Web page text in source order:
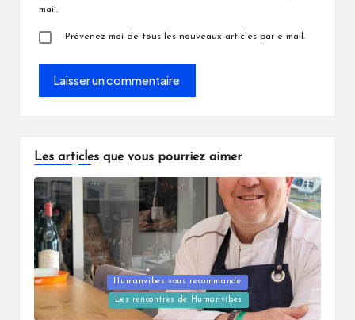
mail.
Prévenez-moi de tous les nouveaux articles par e-mail.
Les articles que vous pourriez aimer
Posted
Humanvibes vous recommande
Les rencontres de Humanvibes